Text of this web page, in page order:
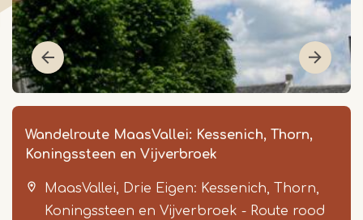
Wandelroute MaasVallei: Kessenich, Thorn,
Koningssteen en Vijverbroek
MaasVallei, Drie Eigen: Kessenich, Thorn,
Koningssteen en Vijverbroek - Route rood